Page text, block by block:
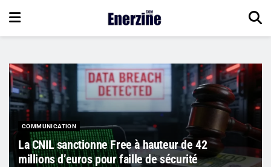
COMMUNICATION
La CNIL sanctionne Free à hauteur de 42
millions d’euros pour faille de sécurité